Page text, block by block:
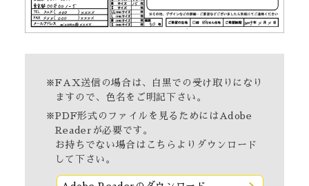
※FAX送信の場合は、白黒での受け取りになり
ますので、色名をご明記下さい。
※PDF形式のファイルを見るためにはAdobe
Readerが必要です。
お持ちでない場合は こちら よりダウンロード
して下さい。